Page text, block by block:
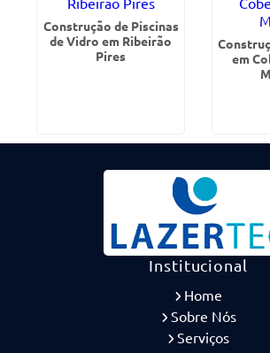
Construção de Piscinas
de Vidro em Ribeirão
Pires
em
Institucional
Home
Sobre Nós
Serviços